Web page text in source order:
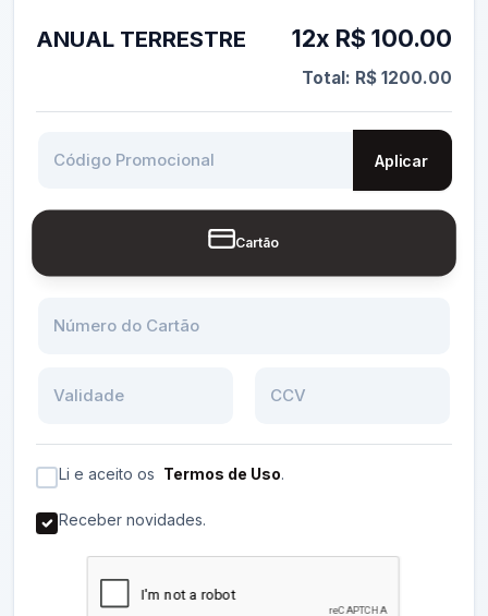
ANUAL TERRESTRE 12x R$ 100.00
Total: R$ 1200.00
Código Promocional Aplicar
Cartão
Número do Cartão
Validade CCV
Li e aceito os Termos de Uso.
Receber novidades.